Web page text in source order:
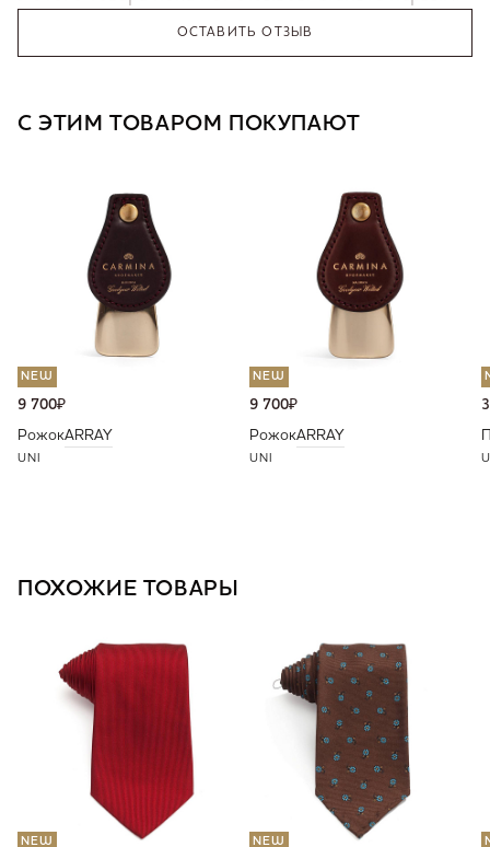
ОСТАВИТЬ ОТЗЫВ
С ЭТИМ ТОВАРОМ ПОКУПАЮТ
NEW
9 700₽
РожокARRAY
UNI
NEW
9 700₽
РожокARRAY
UNI
ПОХОЖИЕ ТОВАРЫ
NEW NEW